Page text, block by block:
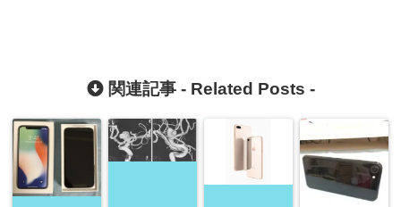
関連記事 - Related Posts -